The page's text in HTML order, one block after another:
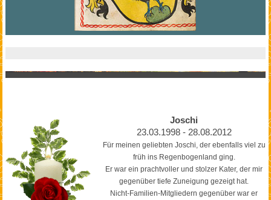
Joschi
23.03.1998 - 28.08.2012
Für meinen geliebten Joschi, der ebenfalls viel zu
früh ins Regenbogenland ging.
Er war ein prachtvoller und stolzer Kater, der mir
gegenüber tiefe Zuneigung gezeigt hat.
Nicht-Familien-Mitgliedern gegenüber war er